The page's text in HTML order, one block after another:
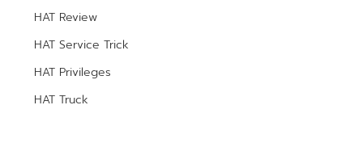
HAT Review
HAT Service Trick
HAT Privileges
HAT Truck